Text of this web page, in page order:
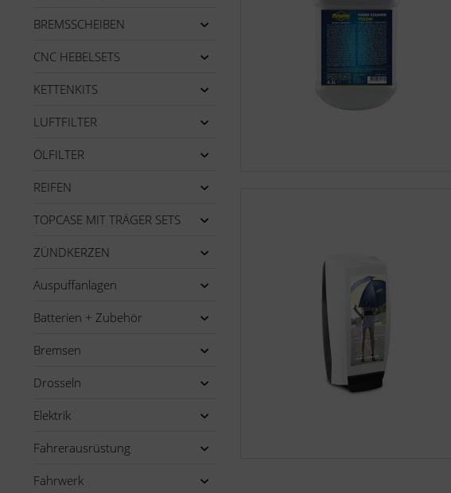
BREMSSCHEIBEN
CNC HEBELSETS
KETTENKITS
LUFTFILTER
ÖLFILTER
REIFEN
TOPCASE MIT TRÄGER SETS
ZÜNDKERZEN
Auspuffanlagen
Batterien + Zubehör
Bremsen
Drosseln
Elektrik
Fahrerausrüstung
Fahrwerk